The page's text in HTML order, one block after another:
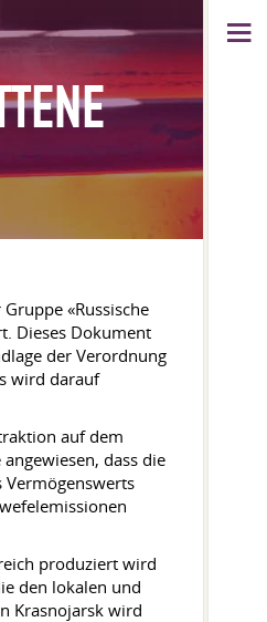
«Russische
Dieses Dokument
der Verordnung
wird darauf
auf dem
dass die
produziert wird
den lokalen und
Krasnojarsk wird